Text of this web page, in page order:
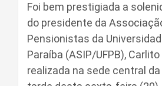
Foi bem prestigiada a
do presidente da
Pensionistas da
Paraíba (ASIP/UFPB),
realizada na sede central